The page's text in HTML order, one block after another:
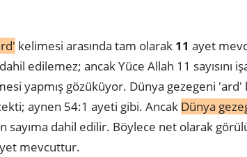
kelimesi arasında tam olarak 11 ayet
edilemez; ancak Yüce Allah 11
yapmış gözüküyor. Dünya gezegeni
aynen 54:1 ayeti gibi. Ancak Dünya
sayıma dahil edilir. Böylece net olarak
mevcuttur.